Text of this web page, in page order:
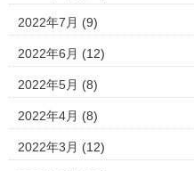
2022年7月 (9)
2022年6月 (12)
2022年5月 (8)
2022年4月 (8)
2022年3月 (12)